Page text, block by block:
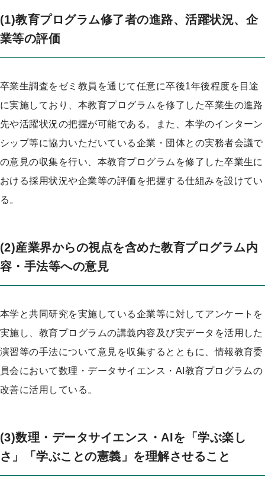
(1)教育プログラム修了者の進路、活躍状況、企
業等の評価
卒業生調査をゼミ教員を通じて任意に卒後1年後程度を目途
に実施しており、本教育プログラムを修了した卒業生の進路
先や活躍状況の把握が可能である。また、本学のインターン
シップ等に協力いただいている企業・団体との実務者会議で
の意見の収集を行い、本教育プログラムを修了した卒業生に
おける採用状況や企業等の評価を把握する仕組みを設けてい
る。
(2)産業界からの視点を含めた教育プログラム内
容・手法等への意見
本学と共同研究を実施している企業等に対してアンケートを
実施し、教育プログラムの講義内容及び実データを活用した
演習等の手法について意見を収集するとともに、情報教育委
員会において数理・データサイエンス・AI教育プログラムの
改善に活用している。
(3)数理・データサイエンス・AIを「学ぶ楽し
さ」「学ぶことの憲義」を理解させること